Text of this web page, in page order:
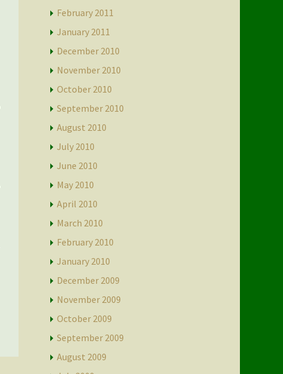
February 2011
January 2011
December 2010
November 2010
October 2010
September 2010
August 2010
July 2010
June 2010
May 2010
April 2010
March 2010
February 2010
January 2010
December 2009
November 2009
October 2009
September 2009
August 2009